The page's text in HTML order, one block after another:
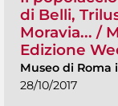
di Belli,
Moravia... /
Edizione
Museo di Roma
28/10/2017